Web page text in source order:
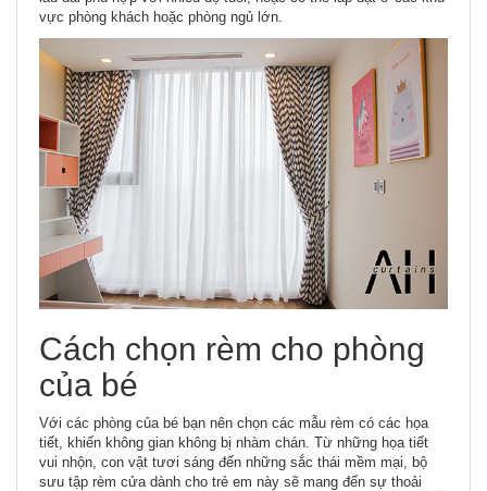
vực phòng khách hoặc phòng ngủ lớn.
Cách chọn rèm cho phòng
của bé
Với các phòng của bé bạn nên chọn các mẫu rèm có các họa
tiết, khiến không gian không bị nhàm chán. Từ những họa tiết
vui nhộn, con vật tươi sáng đến những sắc thái mềm mại, bộ
sưu tập rèm cửa dành cho trẻ em này sẽ mang đến sự thoải